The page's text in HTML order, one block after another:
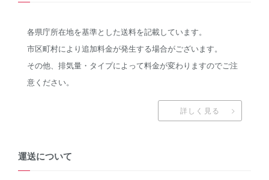
各県庁所在地を基準とした送料を記載しています。
市区町村により追加料金が発生する場合がございます。
その他、排気量・タイプによって料金が変わりますのでご注
意ください。
詳しく見る
運送について